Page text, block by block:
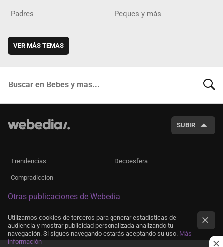
Padres Peques y más
VER MÁS TEMAS
SUBIR
Trendencias Decoesfera
Compradiccion
Otras publicaciones de Webedia
Utilizamos cookies de terceros para generar estadísticas de
audiencia y mostrar publicidad personalizada analizando tu
navegación. Si sigues navegando estarás aceptando su uso. Más
información